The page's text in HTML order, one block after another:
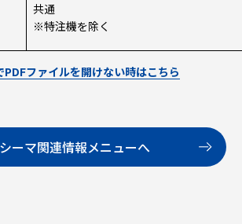
共通
※特注機を除く
ファイルを開けない時はこちら
ーマ関連情報メニューへ